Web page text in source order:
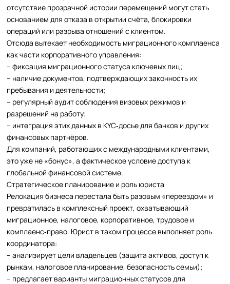
отсутствие прозрачной истории перемещений могут стать
основанием для отказа в открытии счёта, блокировки
операций или разрыва отношений с клиентом.
Отсюда вытекает необходимость миграционного комплаенса
как части корпоративного управления:
– фиксация миграционного статуса ключевых лиц;
– наличие документов, подтверждающих законность их
пребывания и деятельности;
– регулярный аудит соблюдения визовых режимов и
разрешений на работу;
– интеграция этих данных в KYC‑досье для банков и других
финансовых партнёров.
Для компаний, работающих с международными клиентами,
это уже не «бонус», а фактическое условие доступа к
глобальной финансовой системе.
Стратегическое планирование и роль юриста
Релокация бизнеса перестала быть разовым «переездом» и
превратилась в комплексный проект, охватывающий
миграционное, налоговое, корпоративное, трудовое и
комплаенс‑право. Юрист в таком процессе выполняет роль
координатора:
– анализирует цели владельцев (защита активов, доступ к
рынкам, налоговое планирование, безопасность семьи);
– предлагает варианты миграционных статусов для